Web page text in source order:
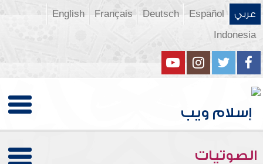
عربي Español
Deutsch
Français
English
Indonesia
الصوتيات